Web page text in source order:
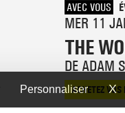
AVEC VOUS
MER 11
THE
DE ADAM
ACHETEZ VOS
Personnaliser X